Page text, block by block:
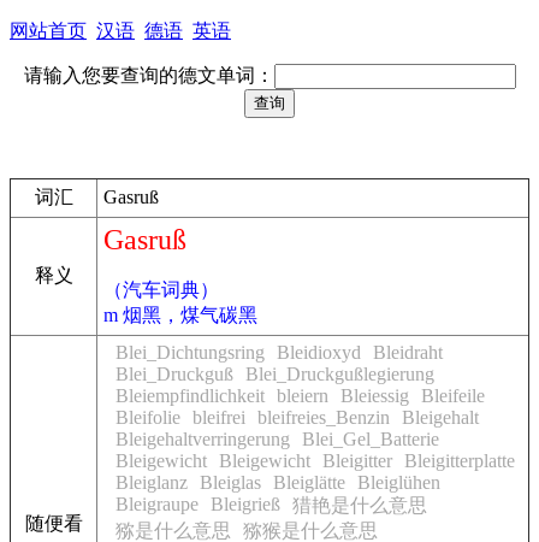
网站首页 汉语 德语 英语
请输入您要查询的德文单词：
词汇 Gasruß
释义
Gasruß
（汽车词典）
m 烟黑，煤气碳黑
随便看
Blei_Dichtungsring Bleidioxyd
Bleidraht
Blei_Druckguß
Blei_Druckgußlegierung
Bleiempfindlichkeit bleiern Bleiessig
Bleifeile
Bleifolie bleifrei bleifreies_Benzin
Bleigehalt
Bleigehaltverringerung
Blei_Gel_Batterie
Bleigewicht
Bleigewicht Bleigitter
Bleigitterplatte
Bleiglanz
Bleiglas Bleiglätte
Bleiglühen
Bleigraupe
Bleigrieß 猎艳是什么意思
猕是什么意思
猕猴是什么意思